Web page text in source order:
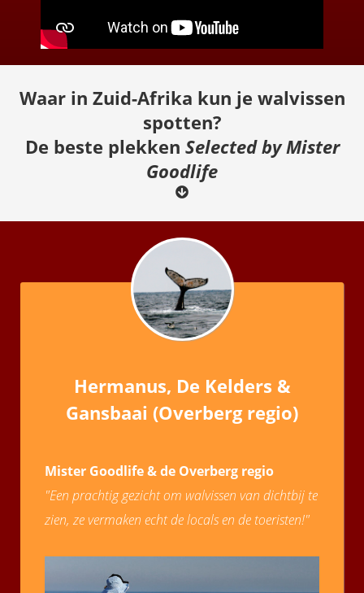
Waar in Zuid-Afrika kun je walvissen
spotten?
De beste plekken Selected by Mister
Goodlife
Hermanus, De Kelders &
Gansbaai (Overberg regio)
Mister Goodlife & de Overberg regio
"Een prachtig gezicht om walvissen van dichtbij te
zien, ze vermaken echt de locals en de toeristen!"